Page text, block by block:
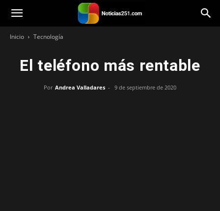
Noticias251
Inicio Tecnología
El teléfono más rentable
Por Andrea Valladares - 9 de septiembre de 2020